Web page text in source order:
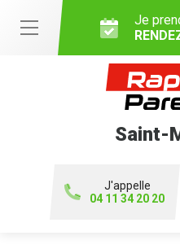
Je
Saint-
J'appelle
04 11 34 20 20